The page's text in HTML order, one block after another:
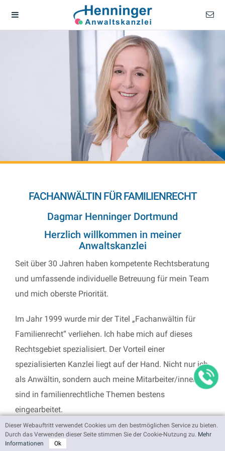
FACHANWÄLTIN FÜR FAMILIENRECHT
Dagmar Henninger Dortmund
Herzlich willkommen in meiner
Anwaltskanzlei
Seit über 30 Jahren haben kompetente Rechtsberatung
und umfassende individuelle Betreuung für mein Team
und mich oberste Priorität.
Im Jahr 1999 wurde mir der Titel „Fachanwältin für
Familienrecht“ verliehen. Ich habe mich auf dieses
Rechtsgebiet spezialisiert. Der Vorteil einer
spezialisierten Kanzlei liegt auf der Hand. Nicht nur ich
als Anwältin, sondern auch meine Mitarbeiter/innen
sind in familienrechtliche Themen bestens
eingearbeitet.
Wie viele andere Rechtsgebiete auch, ist das
Dieser Webauftritt verwendet Cookies um den bestmöglichen Service zu bieten.
Durch das Verwenden dieser Seite stimmen Sie der Cookie-Nutzung zu. Mehr
Informationen
Ok